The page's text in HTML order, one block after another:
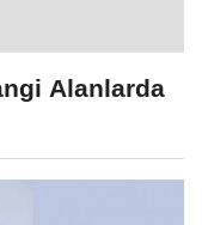
Alanlarda